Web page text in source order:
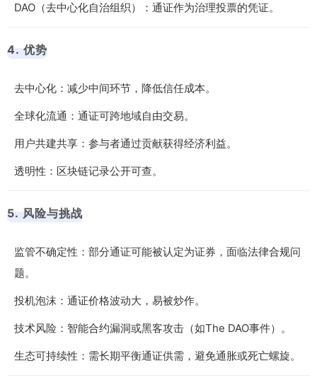
DAO（去中心化自治组织）：通证作为治理投票的凭证。
4. 优势
去中心化：减少中间环节，降低信任成本。
全球化流通：通证可跨地域自由交易。
用户共建共享：参与者通过贡献获得经济利益。
透明性：区块链记录公开可查。
5. 风险与挑战
监管不确定性：部分通证可能被认定为证券，面临法律合规问
题。
投机泡沫：通证价格波动大，易被炒作。
技术风险：智能合约漏洞或黑客攻击（如The DAO事件）。
生态可持续性：需长期平衡通证供需，避免通胀或死亡螺旋。